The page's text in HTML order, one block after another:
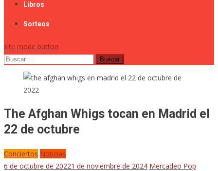
Libros
Sorteos
site mode button
Buscar:
The Afghan Whigs tocan en Madrid el
22 de octubre
Conciertos Noticias
6 de octubre de 20221 de noviembre de 2024 Mercadeo Pop